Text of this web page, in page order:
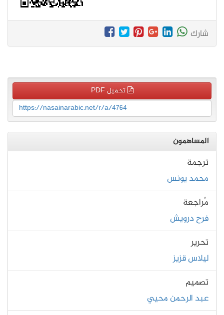
شارك
تحميل PDF
https://nasainarabic.net/r/a/4764
المساهمون
ترجمة
محمد يونس
مُراجعة
فرح درويش
تحرير
ليلاس قزيز
تصميم
عبد الرحمن محيي